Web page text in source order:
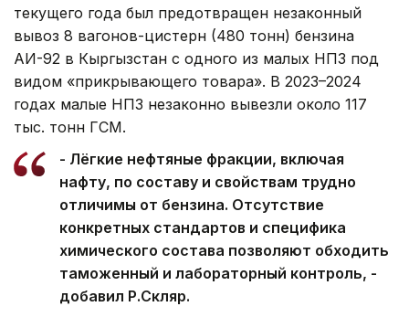
текущего года был предотвращен незаконный
вывоз 8 вагонов-цистерн (480 тонн) бензина
АИ-92 в Кыргызстан с одного из малых НПЗ под
видом «прикрывающего товара». В 2023–2024
годах малые НПЗ незаконно вывезли около 117
тыс. тонн ГСМ.
- Лёгкие нефтяные фракции, включая
нафту, по составу и свойствам трудно
отличимы от бензина. Отсутствие
конкретных стандартов и специфика
химического состава позволяют обходить
таможенный и лабораторный контроль, -
добавил Р.Скляр.